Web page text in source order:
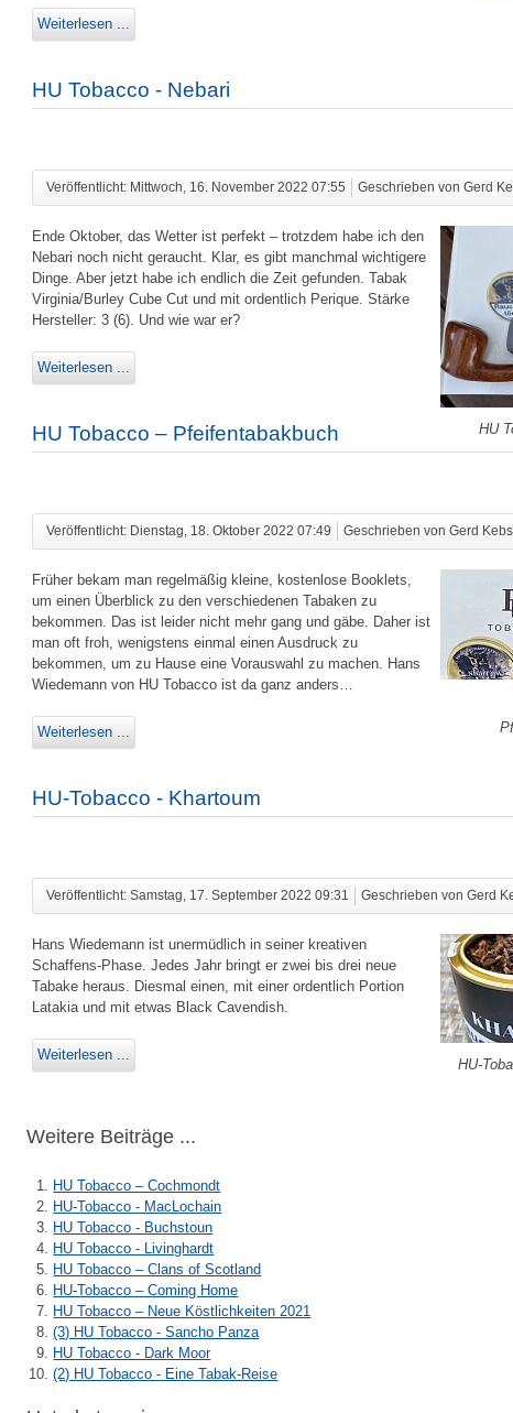
Weiterlesen ...
HU Tobacco - Nebari
Veröffentlicht: Mittwoch, 16. November 2022 07:55 Geschrieben von Gerd
HU
Ende Oktober, das Wetter ist perfekt – trotzdem habe ich den
Nebari noch nicht geraucht. Klar, es gibt manchmal wichtigere
Dinge. Aber jetzt habe ich endlich die Zeit gefunden. Tabak
Virginia/Burley Cube Cut und mit ordentlich Perique. Stärke
Hersteller: 3 (6). Und wie war er?
Weiterlesen ...
HU Tobacco – Pfeifentabakbuch
Veröffentlicht: Dienstag, 18. Oktober 2022 07:49 Geschrieben von Gerd
Früher bekam man regelmäßig kleine, kostenlose Booklets,
um einen Überblick zu den verschiedenen Tabaken zu
bekommen. Das ist leider nicht mehr gang und gäbe. Daher ist
man oft froh, wenigstens einmal einen Ausdruck zu
bekommen, um zu Hause eine Vorauswahl zu machen. Hans
Wiedemann von HU Tobacco ist da ganz anders…
Weiterlesen ...
HU-Tobacco - Khartoum
Veröffentlicht: Samstag, 17. September 2022 09:31 Geschrieben von Gerd
HU-
Hans Wiedemann ist unermüdlich in seiner kreativen
Schaffens-Phase. Jedes Jahr bringt er zwei bis drei neue
Tabake heraus. Diesmal einen, mit einer ordentlich Portion
Latakia und mit etwas Black Cavendish.
Weiterlesen ...
Weitere Beiträge ...
HU Tobacco – Cochmondt
HU-Tobacco - MacLochain
HU Tobacco - Buchstoun
HU Tobacco - Livinghardt
HU Tobacco – Clans of Scotland
HU-Tobacco – Coming Home
HU Tobacco – Neue Köstlichkeiten 2021
(3) HU Tobacco - Sancho Panza
HU Tobacco - Dark Moor
(2) HU Tobacco - Eine Tabak-Reise